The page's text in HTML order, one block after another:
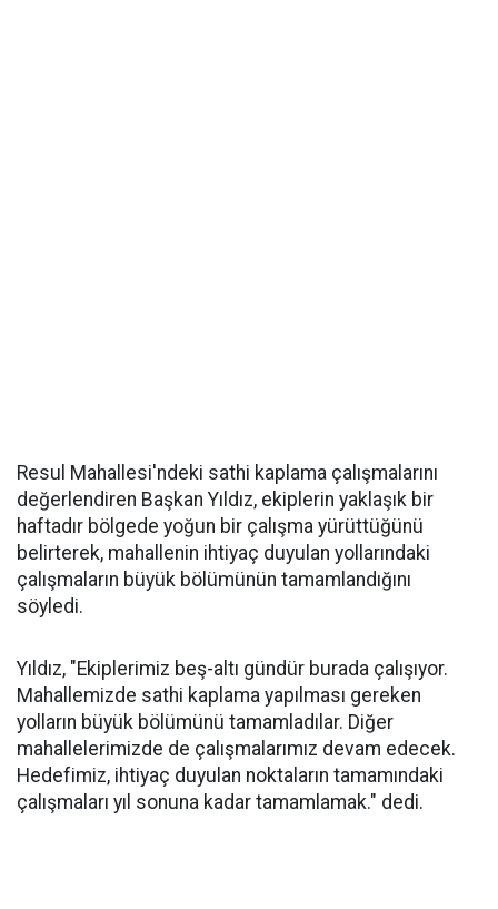
Resul Mahallesi'ndeki sathi kaplama çalışmalarını
değerlendiren Başkan Yıldız, ekiplerin yaklaşık bir
haftadır bölgede yoğun bir çalışma yürüttüğünü
belirterek, mahallenin ihtiyaç duyulan yollarındaki
çalışmaların büyük bölümünün tamamlandığını
söyledi.
Yıldız, "Ekiplerimiz beş-altı gündür burada çalışıyor.
Mahallemizde sathi kaplama yapılması gereken
yolların büyük bölümünü tamamladılar. Diğer
mahallelerimizde de çalışmalarımız devam edecek.
Hedefimiz, ihtiyaç duyulan noktaların tamamındaki
çalışmaları yıl sonuna kadar tamamlamak." dedi.